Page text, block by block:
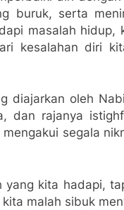
buruk, serta
masalah hidup,
kesalahan diri
diajarkan oleh
dan rajanya
segala
kita hadapi,
malah sibuk